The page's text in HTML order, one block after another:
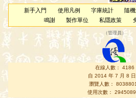
新手入門 使用凡例 字庫統計 隨
鳴謝
製作單位 私隱政策
（管理員 ）
在線人數： 4186
自 2014 年 7 月 8
瀏覽人數：
使用次數：